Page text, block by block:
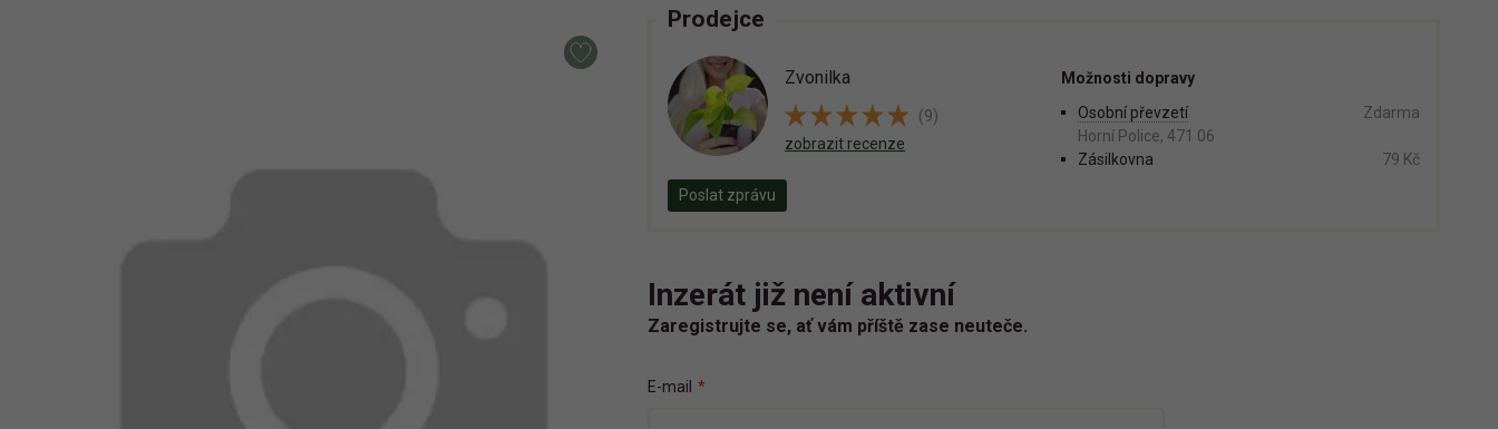
Prodejce
Zvonilka
(9)
zobrazit recenze
Poslat zprávu
Možnosti dopravy
Osobní převzetí
Horní Police, 471 06
Zdarma
Zásilkovna 79 Kč
Inzerát již není aktivní
Zaregistrujte se, ať vám příště zase neuteče.
E-mail *